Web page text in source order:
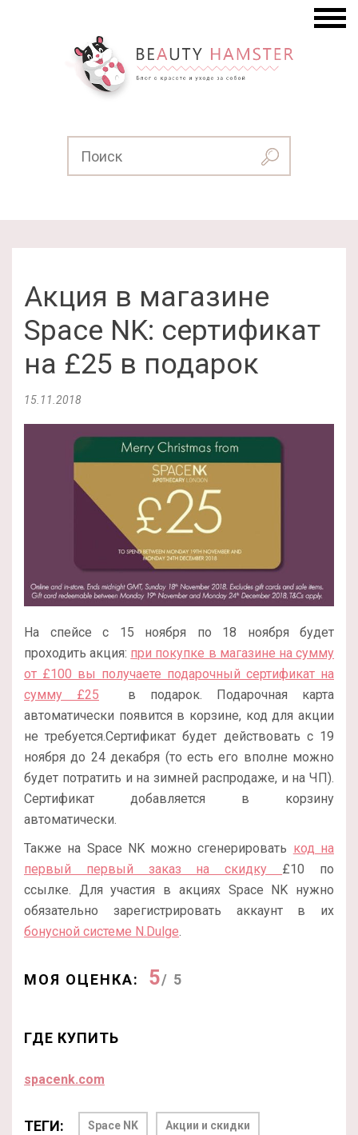
Акция в магазине
Space NK: сертификат
на £25 в подарок
15.11.2018
На спейсе с 15 ноября по 18 ноября будет
проходить акция: при покупке в магазине на сумму
от £100 вы получаете подарочный сертификат на
сумму £25
в подарок. Подарочная карта
автоматически появится в корзине, код для акции
не требуется.Сертификат будет действовать с 19
ноября до 24 декабря (то есть его вполне можно
будет потратить и на зимней распродаже, и на ЧП).
Сертификат добавляется в корзину
автоматически.
Также на Space NK можно сгенерировать код на
первый первый заказ на скидку £10 по
ссылке. Для участия в акциях Space NK нужно
обязательно зарегистрировать аккаунт в их
бонусной системе N.Dulge.
МОЯ ОЦЕНКА: 5/ 5
ГДЕ КУПИТЬ
spacenk.com
ТЕГИ: Space NK Акции и скидки